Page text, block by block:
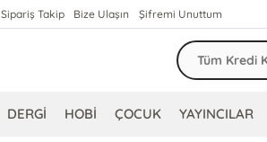
Sipariş Takip Bize Ulaşın Şifremi Unuttum
DERGİ HOBİ ÇOCUK YAYINCILAR